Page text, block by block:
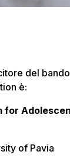
del
è:
for
of Pavia